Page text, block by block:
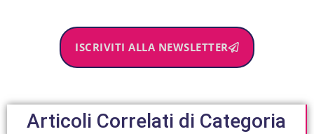
ISCRIVITI ALLA NEWSLETTER
Articoli Correlati di Categoria